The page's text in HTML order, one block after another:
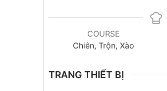
COURSE
Chiên, Trộn, Xào
TRANG THIẾT BỊ